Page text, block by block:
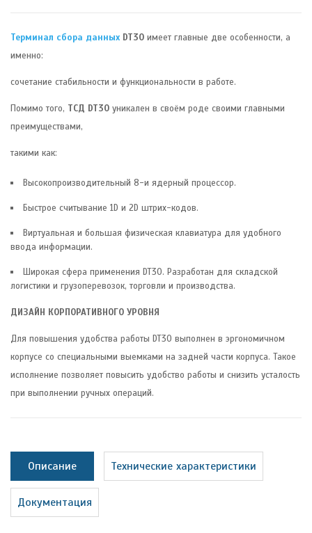
Терминал сбора данных DT30 имеет главные две особенности, а
именно:
сочетание стабильности и функциональности в работе.
Помимо того, ТСД DT30 уникален в своём роде своими главными
преимуществами,
такими как:
Высокопроизводительный 8-и ядерный процессор.
Быстрое считывание 1D и 2D штрих-кодов.
Виртуальная и большая физическая клавиатура для удобного
ввода информации.
Широкая сфера применения DT30. Разработан для складской
логистики и грузоперевозок, торговли и производства.
ДИЗАЙН КОРПОРАТИВНОГО УРОВНЯ
Для повышения удобства работы DT30 выполнен в эргономичном
корпусе со специальными выемками на задней части корпуса. Такое
исполнение позволяет повысить удобство работы и снизить усталость
при выполнении ручных операций.
Описание Технические характеристики
Документация